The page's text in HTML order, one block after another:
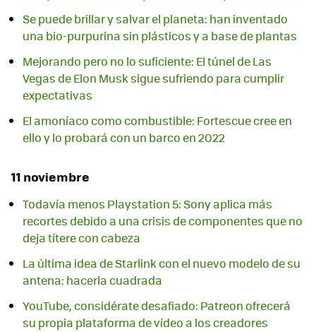
Se puede brillar y salvar el planeta: han inventado
una bio-purpurina sin plásticos y a base de plantas
Mejorando pero no lo suficiente: El túnel de Las
Vegas de Elon Musk sigue sufriendo para cumplir
expectativas
El amoníaco como combustible: Fortescue cree en
ello y lo probará con un barco en 2022
11 noviembre
Todavía menos Playstation 5: Sony aplica más
recortes debido a una crisis de componentes que no
deja títere con cabeza
La última idea de Starlink con el nuevo modelo de su
antena: hacerla cuadrada
YouTube, considérate desafiado: Patreon ofrecerá
su propia plataforma de vídeo a los creadores